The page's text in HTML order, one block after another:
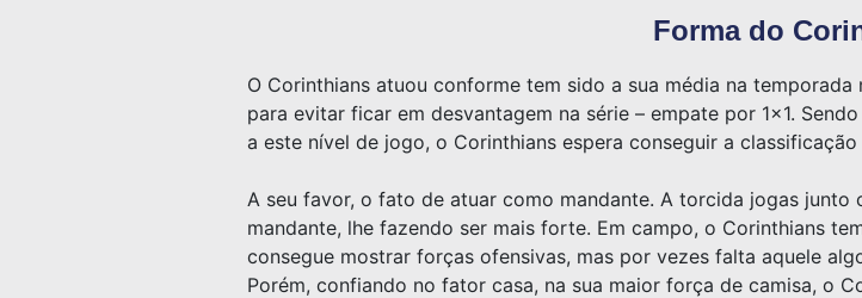
Forma do
O Corinthians atuou conforme tem sido a sua média na
para evitar ficar em desvantagem na série – empate por 1×1.
a este nível de jogo, o Corinthians espera conseguir a
A seu favor, o fato de atuar como mandante. A torcida jogas
mandante, lhe fazendo ser mais forte. Em campo, o Corinthians
consegue mostrar forças ofensivas, mas por vezes falta aquele
Porém, confiando no fator casa, na sua maior força de camisa, o